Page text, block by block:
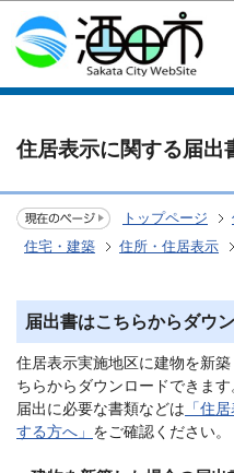
このペー
住居表示に関する届出
トップページ
住宅・建築
住所・住居表示
届出書はこちらからダウ
住居表示実施地区に建物を新
ちらからダウンロードできます
届出に必要な書類などは 「住
する方へ」 をご確認ください。